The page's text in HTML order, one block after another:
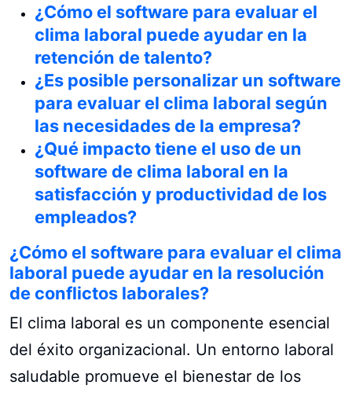
¿Cómo el software para evaluar el
clima laboral puede ayudar en la
retención de talento?
¿Es posible personalizar un software
para evaluar el clima laboral según
las necesidades de la empresa?
¿Qué impacto tiene el uso de un
software de clima laboral en la
satisfacción y productividad de los
empleados?
¿Cómo el software para evaluar el clima
laboral puede ayudar en la resolución
de conflictos laborales?
El clima laboral es un componente esencial
del éxito organizacional. Un entorno laboral
saludable promueve el bienestar de los